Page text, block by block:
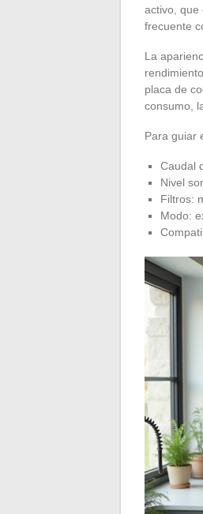
activo, que
frecuente
La
placa de
consumo,
Para guiar
Caudal
Nivel
Filtros:
Modo: